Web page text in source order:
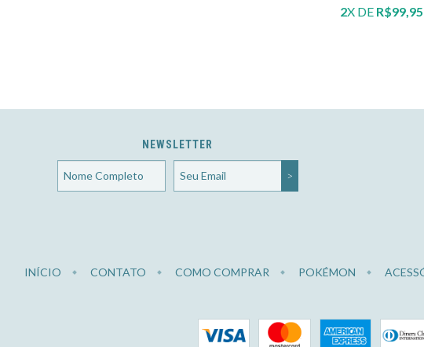
2X DE R$99,95
NEWSLETTER
INÍCIO CONTATO COMO COMPRAR POKÉMON